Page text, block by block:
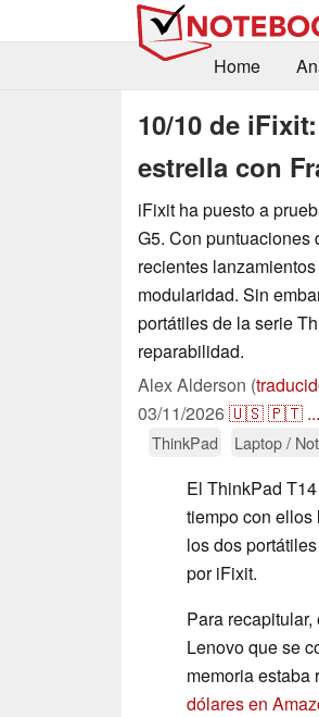
Home
10/10 de
estrella con
iFixit ha puesto a
G5. Con puntuaciones
recientes
modularidad. Sin
portátiles de la serie
reparabilidad.
Alex Alderson (
03/11/2026🇺🇸🇵🇹 ...
ThinkPad Laptop /
El ThinkPad
tiempo con
los dos
por iFixit.
Para
Lenovo que se
memoria estaba
dólares en